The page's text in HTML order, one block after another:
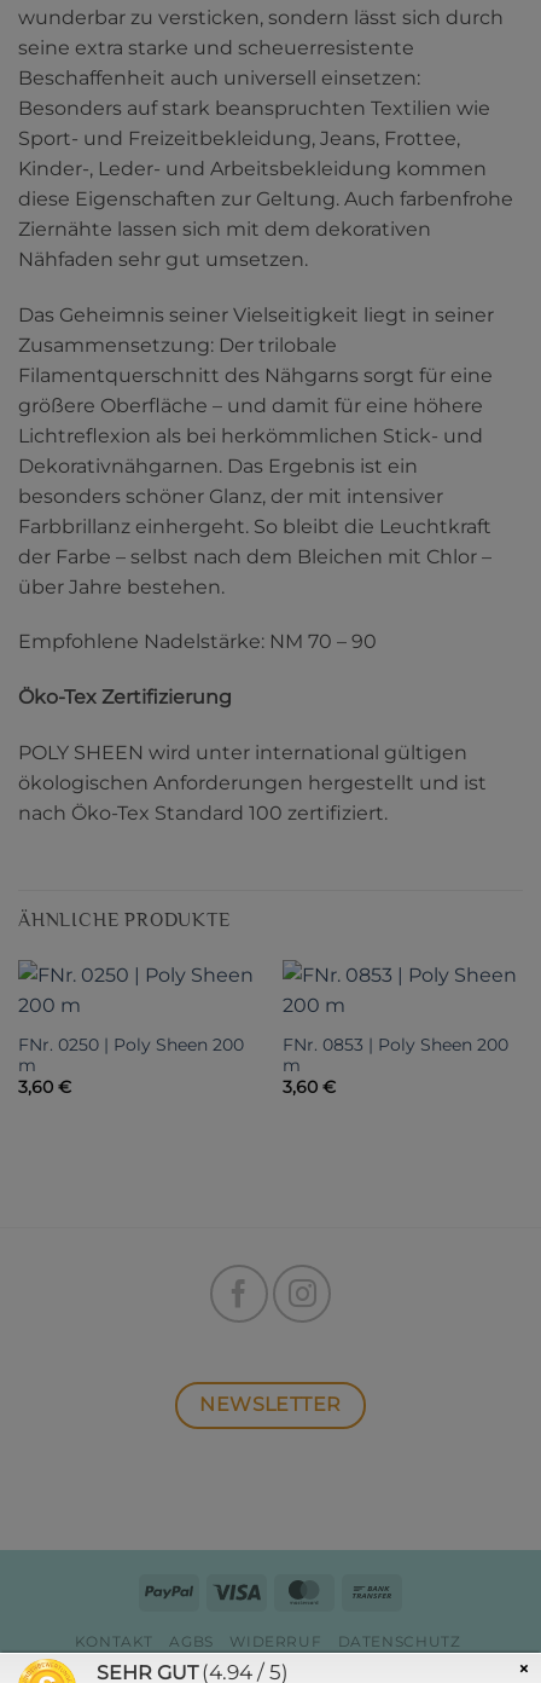
wunderbar zu versticken, sondern lässt sich durch
seine extra starke und scheuerresistente
Beschaffenheit auch universell einsetzen:
Besonders auf stark beanspruchten Textilien wie
Sport- und Freizeitbekleidung, Jeans, Frottee,
Kinder-, Leder- und Arbeitsbekleidung kommen
diese Eigenschaften zur Geltung. Auch farbenfrohe
Ziernähte lassen sich mit dem dekorativen
Nähfaden sehr gut umsetzen.
Das Geheimnis seiner Vielseitigkeit liegt in seiner
Zusammensetzung: Der trilobale
Filamentquerschnitt des Nähgarns sorgt für eine
größere Oberfläche – und damit für eine höhere
Lichtreflexion als bei herkömmlichen Stick- und
Dekorativnähgarnen. Das Ergebnis ist ein
besonders schöner Glanz, der mit intensiver
Farbbrillanz einhergeht. So bleibt die Leuchtkraft
der Farbe – selbst nach dem Bleichen mit Chlor –
über Jahre bestehen.
Empfohlene Nadelstärke: NM 70 – 90
Öko-Tex Zertifizierung
POLY SHEEN wird unter international gültigen
ökologischen Anforderungen hergestellt und ist
nach Öko-Tex Standard 100 zertifiziert.
ÄHNLICHE PRODUKTE
FNr. 0250 | Poly Sheen 200
m
3,60 €
FNr. 0853 | Poly Sheen 200
m
3,60 €
NEWSLETTER
PayPal Visa MasterCard
KONTAKT AGBS WIDERRUF
DATENSCHUTZ
ZAHLUNG & VERSAND
IMPRESSUM ×
SEHR GUT (4.94 / 5)